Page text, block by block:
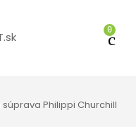
0
súprava Philippi Churchill